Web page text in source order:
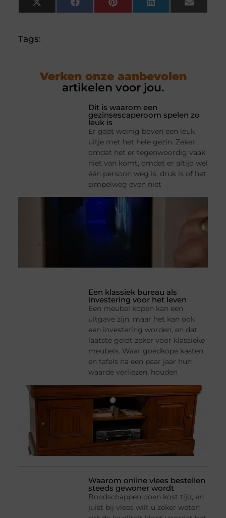
X
(Twitter)
FacebookPinterestLinkedInEmail
Tags:
Verken onze aanbevolen
artikelen voor jou.
Dit is waarom een
gezinsescaperoom spelen zo
leuk is
Er gaat weinig boven een leuk
uitje met het hele gezin. Zeker
omdat het er tegenwoordig vaak
niet van komt, omdat er altijd wel
één persoon weg is, druk is of het
simpelweg even niet
Een klassiek bureau als
investering voor het leven
Een meubel kopen kan een
uitgave zijn, maar het kan ook
een investering worden, en dat
laatste geldt zeker voor klassieke
meubels. Waar goedkope kasten
en tafels na een paar jaar hun
waarde verliezen, houden
Waarom online vlees bestellen
steeds gewoner wordt
Boodschappen doen kost tijd, en
juist bij vlees wilt u zeker weten